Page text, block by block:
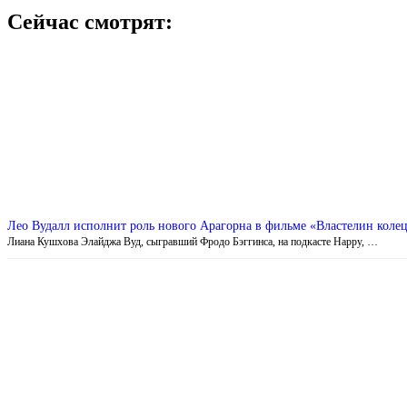
Сейчас смотрят:
Лео Вудалл исполнит роль нового Арагорна в фильме «Властелин
Лиана Кушхова Элайджа Вуд, сыгравший Фродо Бэггинса, на подкасте Happy, …